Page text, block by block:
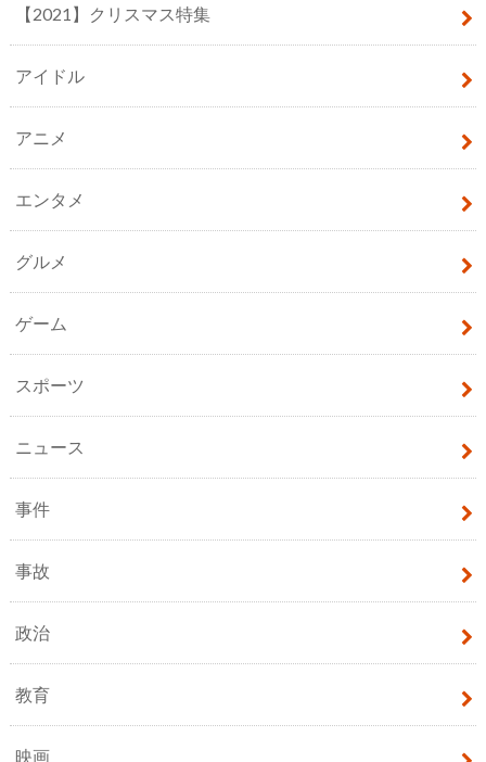
【2021】クリスマス特集
アイドル
アニメ
エンタメ
グルメ
ゲーム
スポーツ
ニュース
事件
事故
政治
教育
映画